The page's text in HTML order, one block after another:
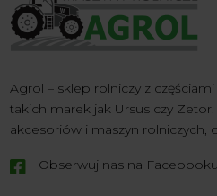
Agrol – sklep rolniczy z
takich marek jak Ursus czy
akcesoriów i maszyn rolniczych,
 Obserwuj nas na Facebooku